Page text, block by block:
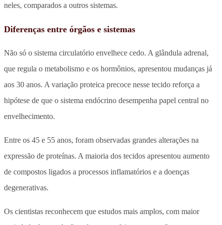
neles, comparados a outros sistemas.
Diferenças entre órgãos e sistemas
Não só o sistema circulatório envelhece cedo. A glândula adrenal,
que regula o metabolismo e os hormônios, apresentou mudanças já
aos 30 anos. A variação proteica precoce nesse tecido reforça a
hipótese de que o sistema endócrino desempenha papel central no
envelhecimento.
Entre os 45 e 55 anos, foram observadas grandes alterações na
expressão de proteínas. A maioria dos tecidos apresentou aumento
de compostos ligados a processos inflamatórios e a doenças
degenerativas.
Os cientistas reconhecem que estudos mais amplos, com maior